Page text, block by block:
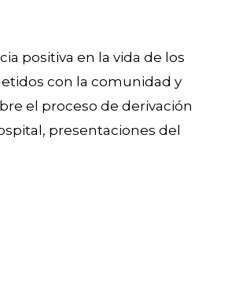
positiva en la vida de los
con la comunidad y
el proceso de derivación
presentaciones del